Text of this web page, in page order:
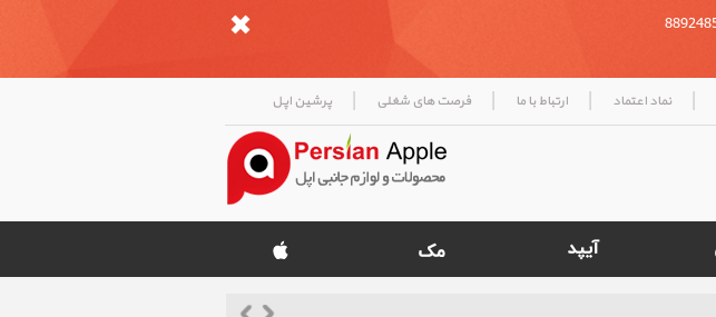
| نماد اعتماد | ارتباط با ما | فرصت های شغلی | پرشین اپل